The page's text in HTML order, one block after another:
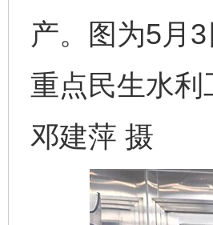
产。图为5月
重点民生水
邓建萍 摄